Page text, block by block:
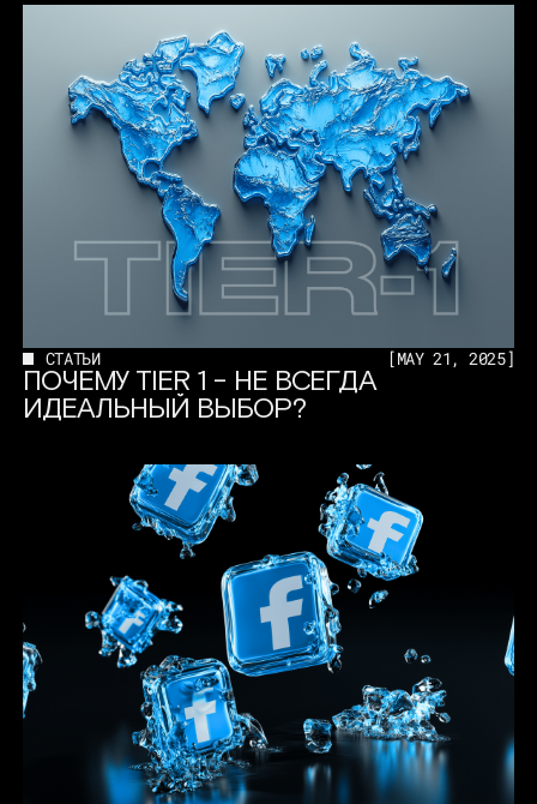
СТАТЬИ [MAY 21, 2025]
ПОЧЕМУ TIER 1 - НЕ ВСЕГДА
ИДЕАЛЬНЫЙ ВЫБОР?